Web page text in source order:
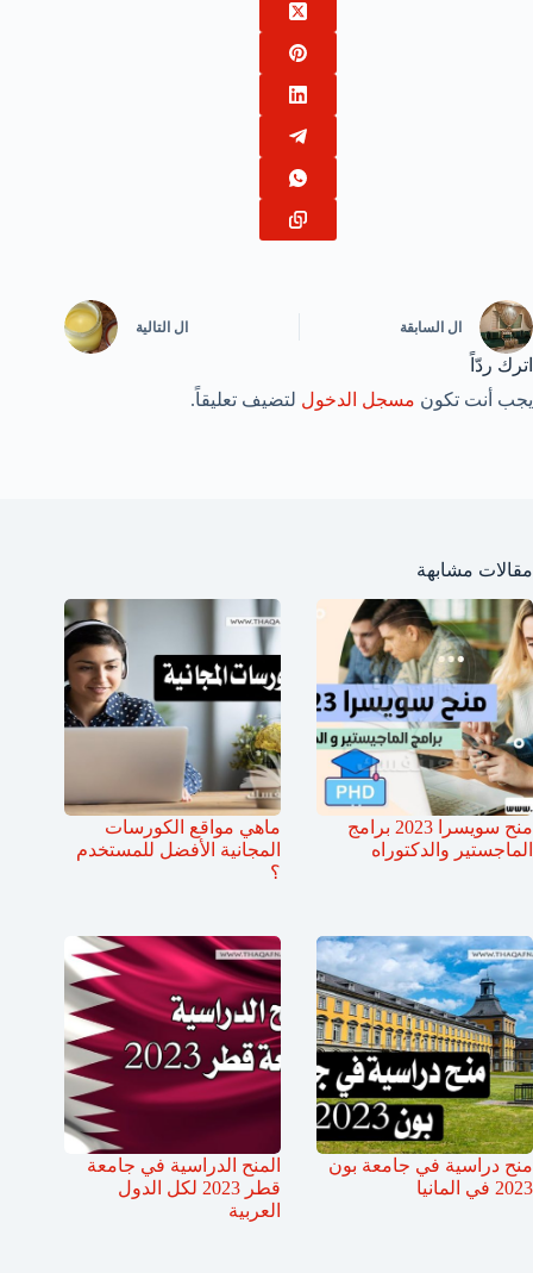
ال السابقة ال التالية
اترك ردّاً
يجب أنت تكون مسجل الدخول لتضيف تعليقاً.
مقالات مشابهة
منح سويسرا 2023 برامج
الماجستير والدكتوراه
ماهي مواقع الكورسات
المجانية الأفضل للمستخدم
؟
منح دراسية في جامعة بون
2023 في المانيا
المنح الدراسية في جامعة
قطر 2023 لكل الدول
العربية